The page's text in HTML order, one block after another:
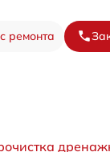
ремонта